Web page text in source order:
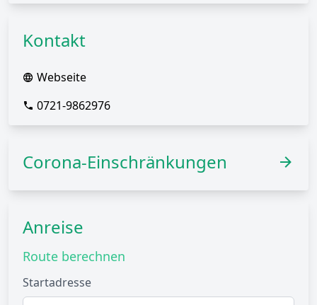
Kontakt
Webseite
0721-9862976
Corona-Einschränkungen
Anreise
Route berechnen
Startadresse